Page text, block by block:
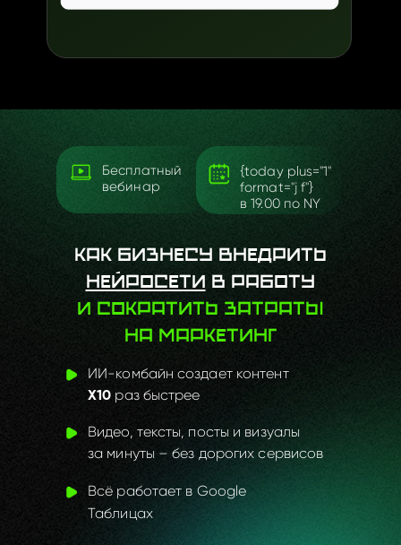
Бесплатный
вебинар
Видео, тексты, посты и визуалы
за минуты – без дорогих сервисов
Как бизнесу внедрить
нейросети в работу
и сократить затраты
на маркетинг
{today plus="1"
format="j f"}
в 19.00 по NY
Всё работает в Google
Таблицах
ИИ-комбайн создает контент
Х10 раз быстрее